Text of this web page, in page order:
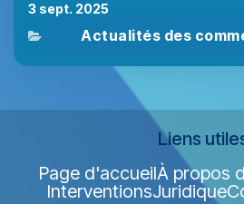
3 sept. 2025
Actualités des
Liens
Page d'accueilÀ propos
InterventionsJuridique